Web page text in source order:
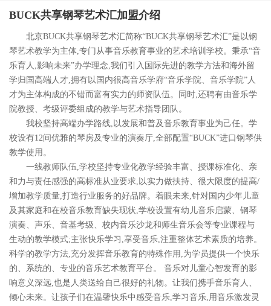
BUCK共享钢琴艺术汇加盟介绍
北京BUCK共享钢琴艺术汇简称“BUCK共享钢琴艺术汇”是以钢
琴艺术教学为主体,专门从事音乐教育事业的艺术培训学校。秉承“音
乐育人,影响未来”办学理念,我们引入国际先进的教学方法和海外留
学归国高端人才,拥有以国内很高音乐学府“音乐学院、音乐学院”人
才为主体构成的不错而富有实力的师资队伍。同时,还聘有由音乐学
院教授、考级评委组成的教学与艺术指导团队。
我校坚持高端办学路线,以发展和普及音乐教育事业为己任。学
校设有12间优雅的琴房及专业的演奏厅,全部配置“BUCK”进口钢琴供
教学使用。
一线教师队伍,学校坚持专业化教学经验丰富、授课标准化、亲
和力与责任感强的高标准从业要求,以实力做扶持、很大限度的提高/
增加教学质量,打造行业服务的好品牌。着眼未来,针对国内少年儿童
及其家庭和在校音乐教育缺失现状,学校设置有幼儿音乐启蒙、钢琴
演奏、声乐、音基考级、校内音乐沙龙和师生音乐会等专业课程与
生动的教学模式;主张快乐学习,享受音乐,注重整体艺术素质的培养。
科学的教学方法,充分发挥音乐教育的特殊作用,为学员提供一个快乐
的、系统的、专业的音乐艺术教育平台。 音乐对儿童心智发育的影
响意义深远,也是人类送给自己很好的礼物。让我们携手音乐育人、
倾心未来。让孩子们在温馨快乐中感受音乐,学习音乐,用音乐激发灵